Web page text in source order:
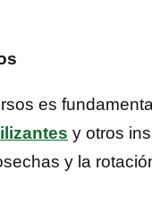
es
y otros
y la